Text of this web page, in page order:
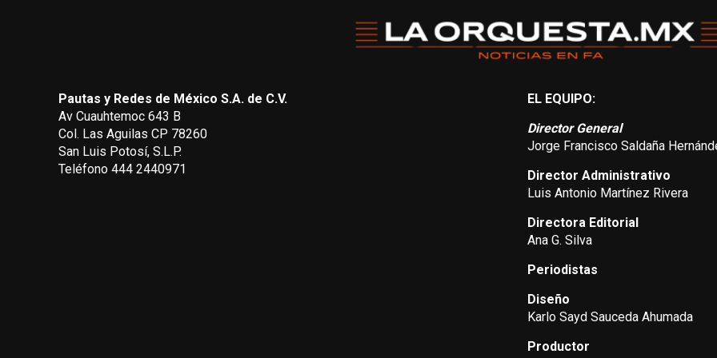
Pautas y Redes de México S.A. de C.V.
Av Cuauhtemoc 643 B
Col. Las Aguilas CP 78260
San Luis Potosí, S.L.P.
Teléfono 444 2440971
EL EQUIPO:
Director General
Jorge Francisco Saldaña
Director Administrativo
Luis Antonio Martínez Rivera
Directora Editorial
Ana G. Silva
Periodistas
Diseño
Karlo Sayd Sauceda Ahumada
Productor